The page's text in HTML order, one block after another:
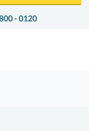
- 0120